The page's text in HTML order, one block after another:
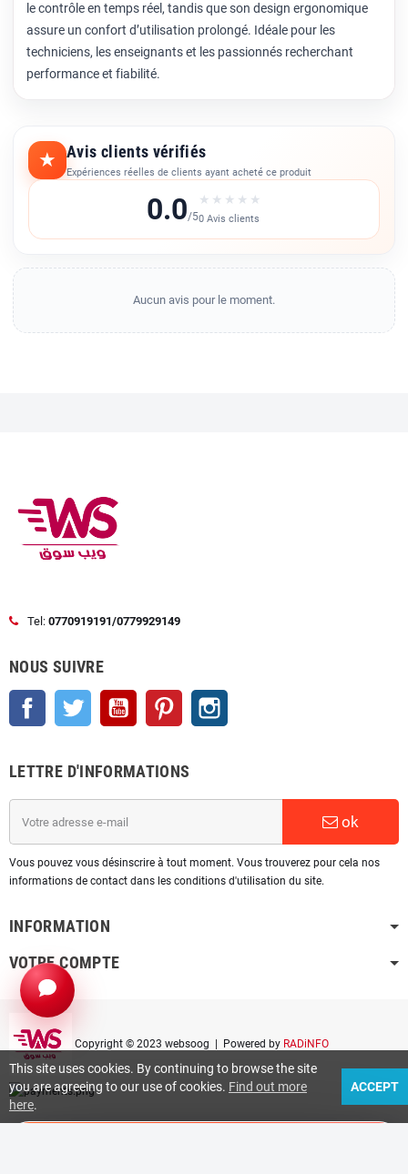
le contrôle en temps réel, tandis que son design ergonomique
assure un confort d’utilisation prolongé. Idéale pour les
techniciens, les enseignants et les passionnés recherchant
performance et fiabilité.
★ Avis clients vérifiés
Expériences réelles de clients ayant acheté ce produit
0.0/5
★ ★ ★ ★ ★
0 Avis clients
Aucun avis pour le moment.
Tel: 0770919191/0779929149
NOUS SUIVRE
Facebook Twitter YouTube Pinterest
LETTRE D'INFORMATIONS
ok
Vous pouvez vous désinscrire à tout moment. Vous trouverez pour cela nos
informations de contact dans les conditions d'utilisation du site.
INFORMATION
VOTRE COMPTE
Copyright © 2023 websoog | Powered by RADiNFO
This site uses cookies. By continuing to browse the site
you are agreeing to our use of cookies. Find out more
here.
ACCEPT